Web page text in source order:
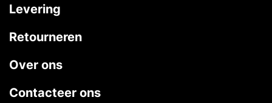
Levering
Retourneren
Over ons
Contacteer ons